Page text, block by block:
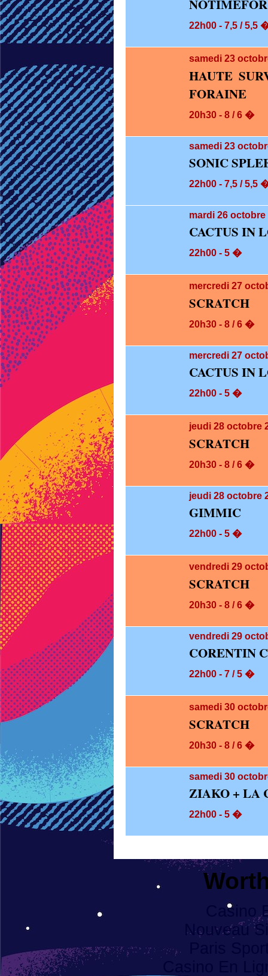
22h00 - 7,5 / 5,5
samedi 23
HAUTE
FORAINE
20h30 - 8 / 6 �
samedi 23
SONIC
22h00 - 7,5 / 5,5
mardi 26 octobre
CACTUS IN
22h00 - 5 �
mercredi 27
SCRATCH
20h30 - 8 / 6 �
mercredi 27
CACTUS IN
22h00 - 5 �
jeudi 28 octobre
SCRATCH
20h30 - 8 / 6 �
jeudi 28 octobre
GIMMIC
22h00 - 5 �
vendredi 29
SCRATCH
20h30 - 8 / 6 �
vendredi 29
CORENTIN
22h00 - 7 / 5 �
samedi 30
SCRATCH
20h30 - 8 / 6 �
samedi 30
ZIAKO + LA
22h00 - 5 �
Casino
Nouveau